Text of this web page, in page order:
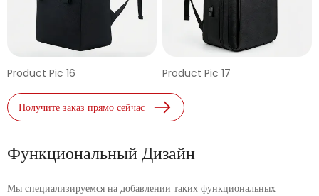
Product Pic 16 Product Pic 17
Получите заказ прямо сейчас
Функциональный Дизайн
Мы специализируемся на добавлении таких функциональных